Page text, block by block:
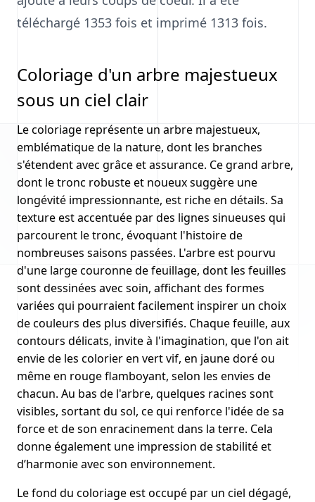
téléchargé 1353 fois et imprimé 1313 fois.
Coloriage d'un arbre majestueux
sous un ciel clair
Le coloriage représente un arbre majestueux,
emblématique de la nature, dont les branches
s'étendent avec grâce et assurance. Ce grand arbre,
dont le tronc robuste et noueux suggère une
longévité impressionnante, est riche en détails. Sa
texture est accentuée par des lignes sinueuses qui
parcourent le tronc, évoquant l'histoire de
nombreuses saisons passées. L'arbre est pourvu
d'une large couronne de feuillage, dont les feuilles
sont dessinées avec soin, affichant des formes
variées qui pourraient facilement inspirer un choix
de couleurs des plus diversifiés. Chaque feuille, aux
contours délicats, invite à l'imagination, que l'on ait
envie de les colorier en vert vif, en jaune doré ou
même en rouge flamboyant, selon les envies de
chacun. Au bas de l'arbre, quelques racines sont
visibles, sortant du sol, ce qui renforce l'idée de sa
force et de son enracinement dans la terre. Cela
donne également une impression de stabilité et
d’harmonie avec son environnement.
Le fond du coloriage est occupé par un ciel dégagé,